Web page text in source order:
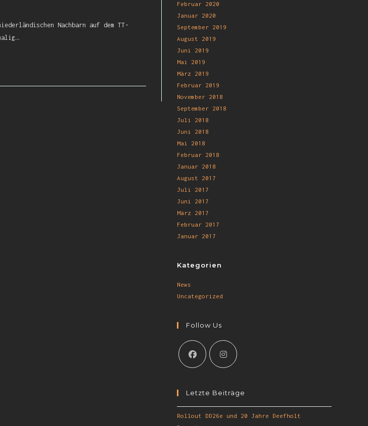
Nachbarn auf dem TT-
Februar 2020
Januar 2020
September 2019
August 2019
Juni 2019
Mai 2019
März 2019
Februar 2019
November 2018
September 2018
Juli 2018
Juni 2018
Mai 2018
Februar 2018
Januar 2018
August 2017
Juli 2017
Juni 2017
März 2017
Februar 2017
Januar 2017
Kategorien
News
Uncategorized
Follow Us
Letzte Beiträge
Rollout DD26e und 20 Jahre Deefholt